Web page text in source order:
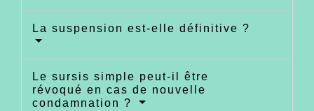
La suspension est-elle définitive ?
Le sursis simple peut-il être
révoqué en cas de nouvelle
condamnation ?